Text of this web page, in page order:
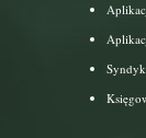
Syndyk